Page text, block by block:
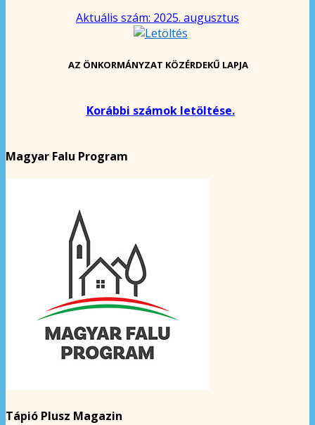
Aktuális szám: 2025. augusztus
AZ ÖNKORMÁNYZAT KÖZÉRDEKŰ LAPJA
Korábbi számok letöltése.
Magyar Falu Program
Tápió Plusz Magazin